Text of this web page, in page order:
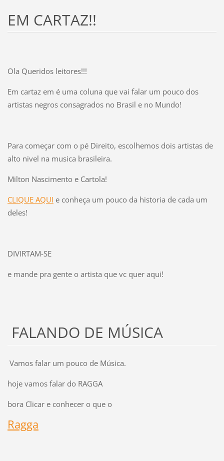
EM CARTAZ!!
Ola Queridos leitores!!!
Em cartaz em é uma coluna que vai falar um pouco dos
artistas negros consagrados no Brasil e no Mundo!
Para começar com o pé Direito, escolhemos dois artistas de
alto nivel na musica brasileira.
Milton Nascimento e Cartola!
CLIQUE AQUI e conheça um pouco da historia de cada um
deles!
DIVIRTAM-SE
e mande pra gente o artista que vc quer aqui!
FALANDO DE MÚSICA
Vamos falar um pouco de Música.
hoje vamos falar do RAGGA
bora Clicar e conhecer o que o
Ragga